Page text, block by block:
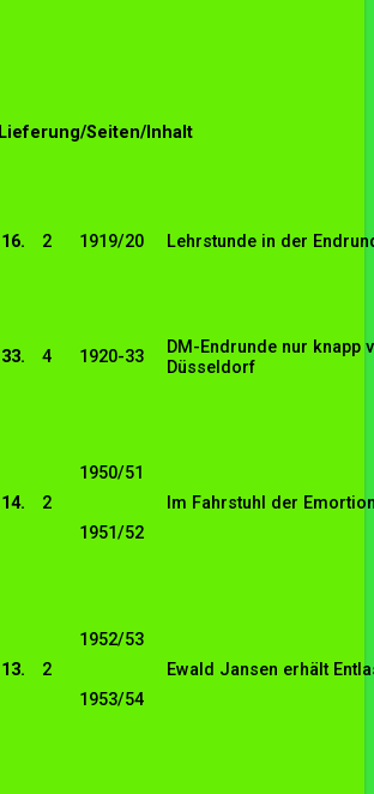
Lieferung/Seiten/Inhalt
16. 2 1919/20 Lehrstunde in der
33. 4 1920-33
DM-Endrunde nur knapp
Düsseldorf
14. 2
1950/51
1951/52
Im Fahrstuhl der
13. 2
1952/53
1953/54
Ewald Jansen erhält